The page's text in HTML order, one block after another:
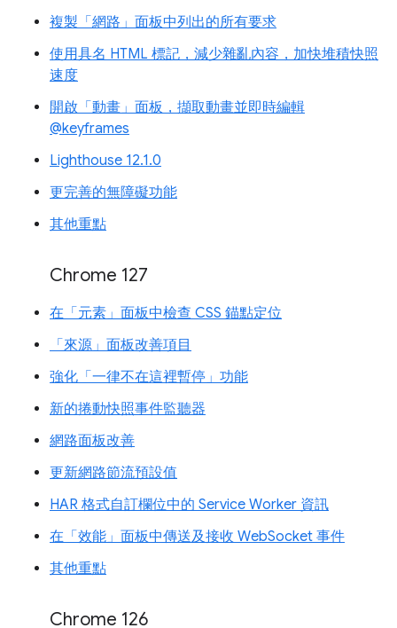
複製「網路」面板中列出的所有要求
使用具名 HTML 標記，減少雜亂內容，加快堆積快照
速度
開啟「動畫」面板，擷取動畫並即時編輯
@keyframes
Lighthouse 12.1.0
更完善的無障礙功能
其他重點
Chrome 127
在「元素」面板中檢查 CSS 錨點定位
「來源」面板改善項目
強化「一律不在這裡暫停」功能
新的捲動快照事件監聽器
網路面板改善
更新網路節流預設值
HAR 格式自訂欄位中的 Service Worker 資訊
在「效能」面板中傳送及接收 WebSocket 事件
其他重點
Chrome 126